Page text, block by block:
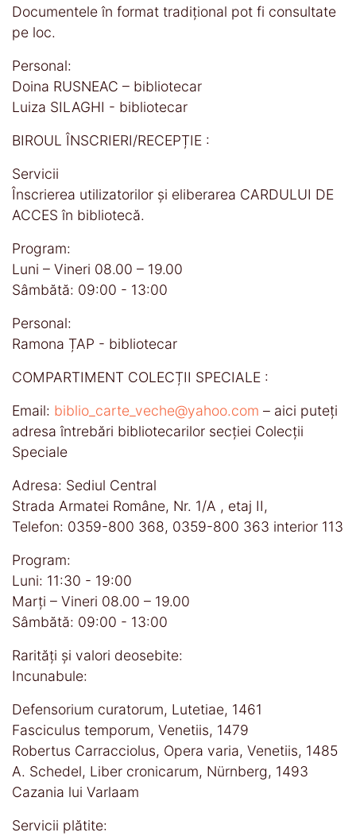
Documentele în format tradiţional pot fi consultate
pe loc.
Personal:
Doina RUSNEAC – bibliotecar
Luiza SILAGHI - bibliotecar
BIROUL ÎNSCRIERI/RECEPȚIE :
Servicii
Înscrierea utilizatorilor şi eliberarea CARDULUI DE
ACCES în bibliotecă.
Program:
Luni – Vineri 08.00 – 19.00
Sâmbătă: 09:00 - 13:00
Personal:
Ramona ȚAP - bibliotecar
COMPARTIMENT COLECȚII SPECIALE :
Email: biblio_carte_veche@yahoo.com – aici puteţi
adresa întrebări bibliotecarilor secţiei Colecţii
Speciale
Adresa: Sediul Central
Strada Armatei Române, Nr. 1/A , etaj II,
Telefon: 0359-800 368, 0359-800 363 interior 113
Program:
Luni: 11:30 - 19:00
Marți – Vineri 08.00 – 19.00
Sâmbătă: 09:00 - 13:00
Rarităţi şi valori deosebite:
Incunabule:
Defensorium curatorum, Lutetiae, 1461
Fasciculus temporum, Venetiis, 1479
Robertus Carracciolus, Opera varia, Venetiis, 1485
A. Schedel, Liber cronicarum, Nürnberg, 1493
Cazania lui Varlaam
Servicii plătite: